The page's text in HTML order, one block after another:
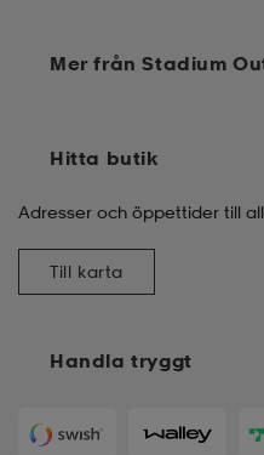
Handla tryggt
Mer från Stadium
Hitta butik
Adresser och öppettider till
Till karta